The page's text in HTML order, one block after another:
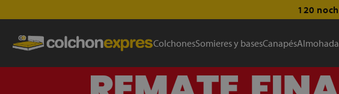
120
ColchonesSomieres y basesCanapés